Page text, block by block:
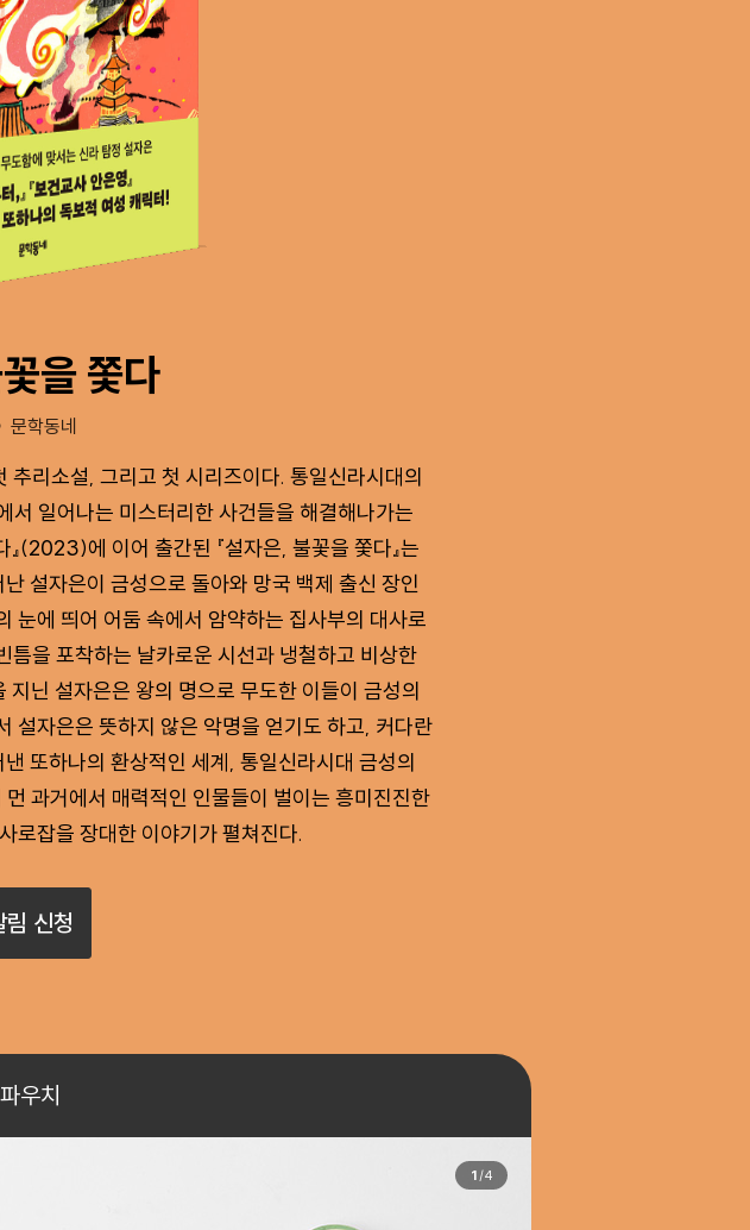
을 쫓다
문학동네
추리소설, 그리고 첫 시리즈이다. 통일신라시대의
일어나는 미스터리한 사건들을 해결해나가는
(2023)에 이어 출간된 『설자은, 불꽃을 쫓다』는
설자은이 금성으로 돌아와 망국 백제 출신 장인
눈에 띄어 어둠 속에서 암약하는 집사부의 대사로
을 포착하는 날카로운 시선과 냉철하고 비상한
닌 설자은은 왕의 명으로 무도한 이들이 금성의
설자은은 뜻하지 않은 악명을 얻기도 하고, 커다란
또하나의 환상적인 세계, 통일신라시대 금성의
과거에서 매력적인 인물들이 벌이는 흥미진진한
로잡을 장대한 이야기가 펼쳐진다.
신청
우치
1 /4